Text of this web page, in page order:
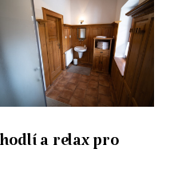
a relax pro